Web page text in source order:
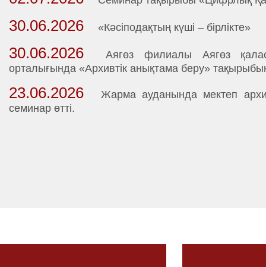
30.06.2026 «Кәсіподақтың күші – бірлікте»
30.06.2026
Аягөз филиалы Аягөз
орталығында «Архивтік анықтама беру»
23.06.2026
Жарма ауданында мектеп
семинар өтті.